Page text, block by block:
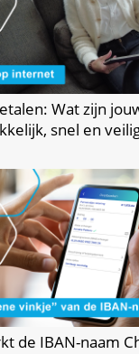
Wat zijn
snel en
de IBAN-naam